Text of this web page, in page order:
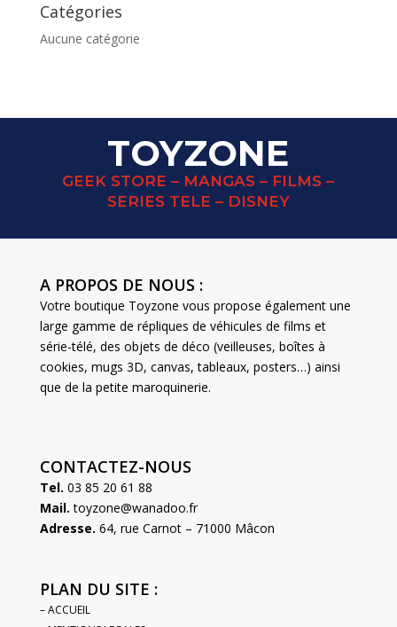
Catégories
Aucune catégorie
TOYZONE
GEEK STORE – MANGAS – FILMS –
SERIES TELE – DISNEY
A PROPOS DE NOUS :
Votre boutique Toyzone vous propose également une
large gamme de répliques de véhicules de films et
série-télé, des objets de déco (veilleuses, boîtes à
cookies, mugs 3D, canvas, tableaux, posters…) ainsi
que de la petite maroquinerie.
CONTACTEZ-NOUS
Tel. 03 85 20 61 88
Mail. toyzone@wanadoo.fr
Adresse. 64, rue Carnot – 71000 Mâcon
PLAN DU SITE :
– ACCUEIL